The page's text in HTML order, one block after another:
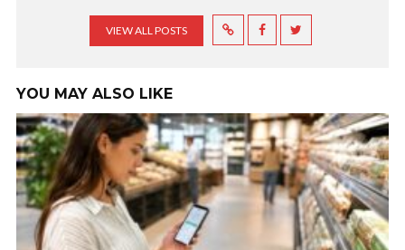
VIEW ALL POSTS
YOU MAY ALSO LIKE